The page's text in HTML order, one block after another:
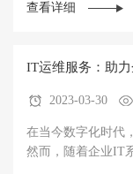
查看详细
IT运维服务：助
2023-03-30
在当今数字化时代
然而，随着企业IT